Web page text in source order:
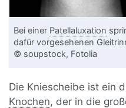
Bei einer Patellaluxation
dafür vorgesehenen
© soupstock, Fotolia
Die Kniescheibe ist ein
Knochen, der in die